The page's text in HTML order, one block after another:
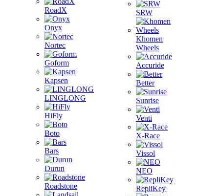
RoadX
Onyx
Nortec
Goform
Kapsen
LINGLONG
HiFly
Boto
Bars
Durun
Roadstone
SRW
Khomen
Wheels
Accuride
Better
Sunrise
Venti
X-Race
Vissol
NEO
RepliKey